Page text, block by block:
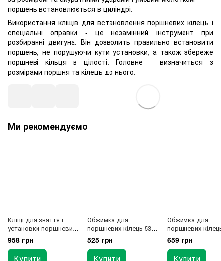
поршень встановлюється в циліндрі.
Використання кліщів для встановлення поршневих кілець і
спеціальні оправки - це незамінний інструмент при
розбиранні двигуна. Він дозволить правильно встановити
поршень, не порушуючи кути установки, а також збереже
поршневі кільця в цілості. Головне – визначиться з
розмірами поршня та кілець до нього.
Ми рекомендуємо
Кліщі для зняття і
установки поршневих
кілець 110-160мм
958 грн
Купити
Обжимка для
поршневих кілець 53-
125мм
525 грн
Купити
Обжимка для
поршневих
175мм
659 грн
Купити